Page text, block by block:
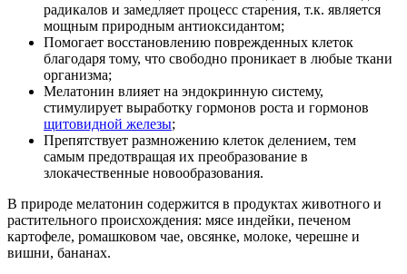
радикалов и замедляет процесс старения, т.к. является
мощным природным антиоксидантом;
Помогает восстановлению поврежденных клеток
благодаря тому, что свободно проникает в любые ткани
организма;
Мелатонин влияет на эндокринную систему,
стимулирует выработку гормонов роста и гормонов
щитовидной железы;
Препятствует размножению клеток делением, тем
самым предотвращая их преобразование в
злокачественные новообразования.
В природе мелатонин содержится в продуктах животного и
растительного происхождения: мясе индейки, печеном
картофеле, ромашковом чае, овсянке, молоке, черешне и
вишни, бананах.